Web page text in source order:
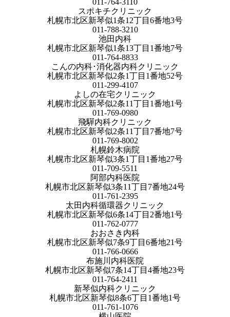
011-764-3110
スポキチクリニック
札幌市北区新琴似1条12丁目6番地3号
011-788-3210
池田内科
札幌市北区新琴似1条13丁目1番地7号
011-764-8833
こんの内科･消化器内科クリニック
札幌市北区新琴似2条1丁目1番地52号
011-299-4107
よしの在宅クリニック
札幌市北区新琴似2条11丁目1番地1号
011-769-0980
飛驒内科クリニック
札幌市北区新琴似2条11丁目7番地7号
011-769-8002
札幌鈴木病院
札幌市北区新琴似3条1丁目1番地27号
011-709-5511
阿部内科医院
札幌市北区新琴似3条11丁目7番地24号
011-761-2395
太田内科循環器クリニック
札幌市北区新琴似6条14丁目2番地1号
011-762-0777
おおさき内科
札幌市北区新琴似7条9丁目6番地21号
011-766-0666
布施川内科医院
札幌市北区新琴似7条14丁目4番地23号
011-764-2411
新琴似内科クリニック
札幌市北区新琴似8条6丁目1番地1号
011-761-1076